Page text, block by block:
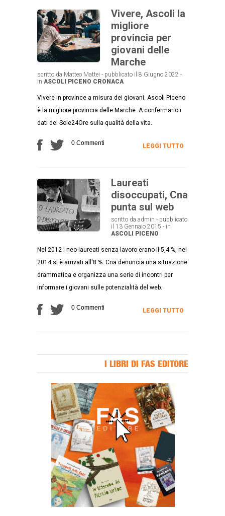
Vivere, Ascoli la
migliore
provincia per
giovani delle
Marche
scritto da Matteo Mattei - pubblicato il 8 Giugno 2022 -
in ASCOLI PICENO CRONACA
Vivere in province a misura dei giovani. Ascoli Piceno
è la migliore provincia delle Marche. A confermarlo i
dati del Sole24Ore sulla qualità della vita.
0 Commenti LEGGI TUTTO
Laureati
disoccupati, Cna
punta sul web
scritto da admin - pubblicato
il 13 Gennaio 2015 - in
ASCOLI PICENO
Nel 2012 i neo laureati senza lavoro erano il 5,4 %, nel
2014 si è arrivati all'8 %. Cna denuncia una situazione
drammatica e organizza una serie di incontri per
informare i giovani sulle potenzialità del web.
0 Commenti LEGGI TUTTO
I LIBRI DI FAS EDITORE